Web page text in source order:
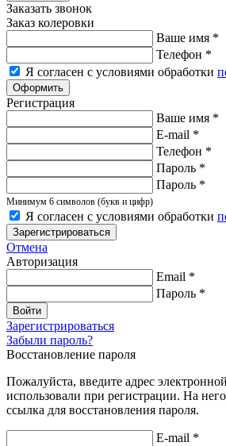
Заказать звонок
Заказ колеровки
Ваше имя *
Телефон *
Я согласен с условиями обработки
Регистрация
Ваше имя *
E-mail *
Телефон *
Пароль *
Пароль *
Минимум 6 символов (букв и цифр)
Я согласен с условиями обработки
Зарегистрироваться
Отмена
Авторизация
Email *
Пароль *
Войти
Зарегистрироваться
Забыли пароль?
Восстановление пароля
Пожалуйста, введите адрес
использовали при регистрации. На
ссылка для восстановления пароля.
E-mail *